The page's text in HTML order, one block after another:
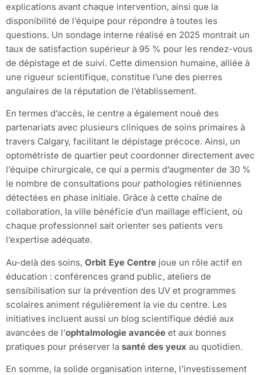
explications avant chaque intervention, ainsi que la
disponibilité de l’équipe pour répondre à toutes les
questions. Un sondage interne réalisé en 2025 montrait un
taux de satisfaction supérieur à 95 % pour les rendez-vous
de dépistage et de suivi. Cette dimension humaine, alliée à
une rigueur scientifique, constitue l’une des pierres
angulaires de la réputation de l’établissement.
En termes d’accès, le centre a également noué des
partenariats avec plusieurs cliniques de soins primaires à
travers Calgary, facilitant le dépistage précoce. Ainsi, un
optométriste de quartier peut coordonner directement avec
l’équipe chirurgicale, ce qui a permis d’augmenter de 30 %
le nombre de consultations pour pathologies rétiniennes
détectées en phase initiale. Grâce à cette chaîne de
collaboration, la ville bénéficie d’un maillage efficient, où
chaque professionnel sait orienter ses patients vers
l’expertise adéquate.
Au-delà des soins, Orbit Eye Centre joue un rôle actif en
éducation : conférences grand public, ateliers de
sensibilisation sur la prévention des UV et programmes
scolaires animent régulièrement la vie du centre. Les
initiatives incluent aussi un blog scientifique dédié aux
avancées de l’ophtalmologie avancée et aux bonnes
pratiques pour préserver la santé des yeux au quotidien.
En somme, la solide organisation interne, l’investissement